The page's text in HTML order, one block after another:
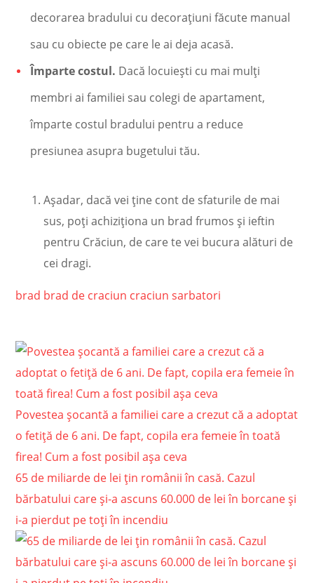
decorarea bradului cu decorațiuni făcute manual
sau cu obiecte pe care le ai deja acasă.
Împarte costul. Dacă locuiești cu mai mulți
membri ai familiei sau colegi de apartament,
împarte costul bradului pentru a reduce
presiunea asupra bugetului tău.
Așadar, dacă vei ține cont de sfaturile de mai
sus, poți achiziționa un brad frumos și ieftin
pentru Crăciun, de care te vei bucura alături de
cei dragi.
brad brad de craciun craciun sarbatori
Povestea șocantă a familiei care a crezut că a adoptat
o fetiță de 6 ani. De fapt, copila era femeie în toată
firea! Cum a fost posibil așa ceva
65 de miliarde de lei ţin românii în casă. Cazul
bărbatului care şi-a ascuns 60.000 de lei în borcane şi
i-a pierdut pe toţi în incendiu